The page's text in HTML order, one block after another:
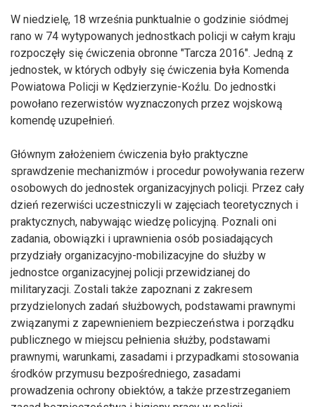
W niedzielę, 18 września punktualnie o godzinie siódmej
rano w 74 wytypowanych jednostkach policji w całym kraju
rozpoczęły się ćwiczenia obronne "Tarcza 2016". Jedną z
jednostek, w których odbyły się ćwiczenia była Komenda
Powiatowa Policji w Kędzierzynie-Koźlu. Do jednostki
powołano rezerwistów wyznaczonych przez wojskową
komendę uzupełnień.
Głównym założeniem ćwiczenia było praktyczne
sprawdzenie mechanizmów i procedur powoływania rezerw
osobowych do jednostek organizacyjnych policji. Przez cały
dzień rezerwiści uczestniczyli w zajęciach teoretycznych i
praktycznych, nabywając wiedzę policyjną. Poznali oni
zadania, obowiązki i uprawnienia osób posiadających
przydziały organizacyjno-mobilizacyjne do służby w
jednostce organizacyjnej policji przewidzianej do
militaryzacji. Zostali także zapoznani z zakresem
przydzielonych zadań służbowych, podstawami prawnymi
związanymi z zapewnieniem bezpieczeństwa i porządku
publicznego w miejscu pełnienia służby, podstawami
prawnymi, warunkami, zasadami i przypadkami stosowania
środków przymusu bezpośredniego, zasadami
prowadzenia ochrony obiektów, a także przestrzeganiem